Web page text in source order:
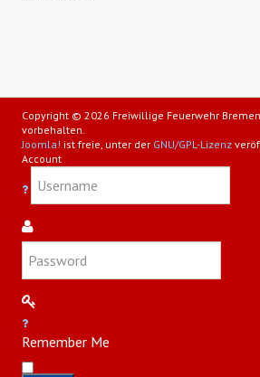
Copyright © 2026 Freiwillige Feuerwehr
vorbehalten.
Joomla! ist freie, unter der GNU/GPL-Lizenz
Account
Remember Me